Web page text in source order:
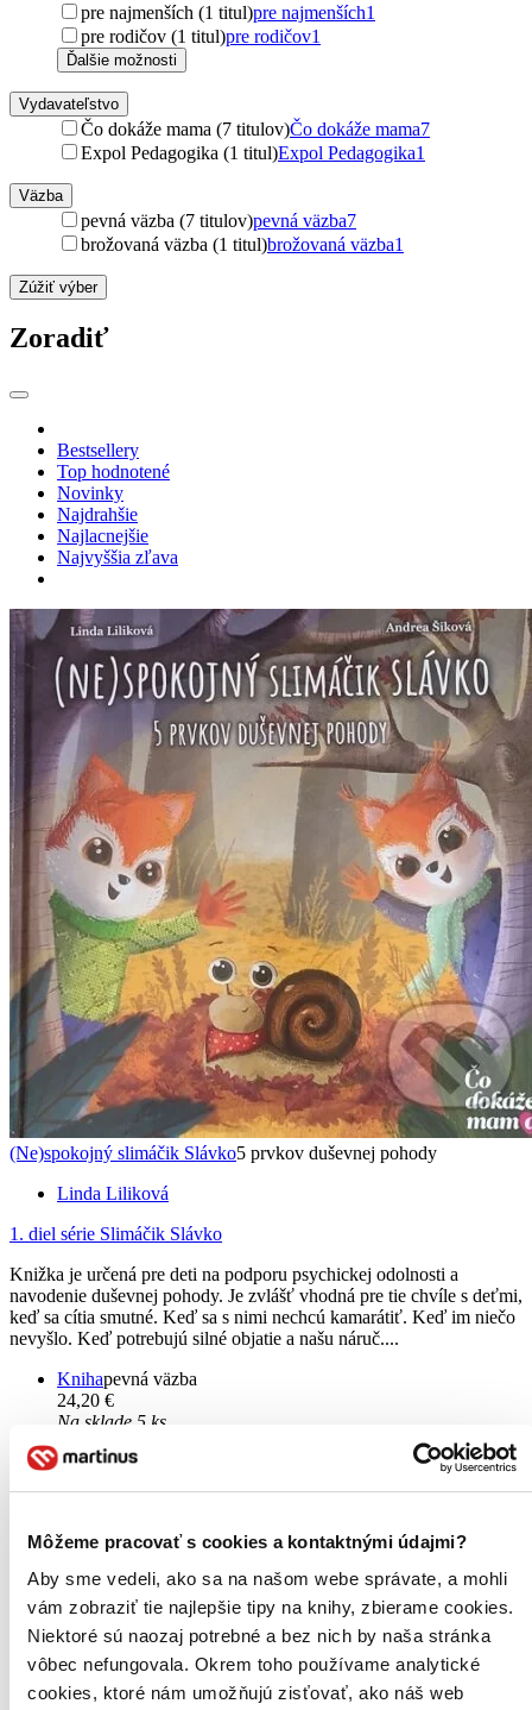
Môžeme pracovať s cookies a kontaktnými údajmi?
Aby sme vedeli, ako sa na našom webe správate, a mohli
vám zobraziť tie najlepšie tipy na knihy, zbierame cookies.
Niektoré sú naozaj potrebné a bez nich by naša stránka
vôbec nefungovala. Okrem toho používame analytické
cookies, ktoré nám umožňujú zisťovať, ako náš web
pre najmenších (1 titul)pre najmenších1
pre rodičov (1 titul)pre rodičov1
Ďalšie možnosti
Vydavateľstvo
Čo dokáže mama (7 titulov)Čo dokáže mama7
Expol Pedagogika (1 titul)Expol Pedagogika1
Väzba
pevná väzba (7 titulov)pevná väzba7
brožovaná väzba (1 titul)brožovaná väzba1
Zúžiť výber
Zoradiť
Bestsellery
Top hodnotené
Novinky
Najdrahšie
Najlacnejšie
Najvyššia zľava
(Ne)spokojný slimáčik Slávko5 prvkov duševnej pohody
Linda Liliková
1. diel série Slimáčik Slávko
Knižka je určená pre deti na podporu psychickej odolnosti a
navodenie duševnej pohody. Je zvlášť vhodná pre tie chvíle s deťmi,
keď sa cítia smutné. Keď sa s nimi nechcú kamarátiť. Keď im niečo
nevyšlo. Keď potrebujú silné objatie a našu náruč....
Knihapevná väzba
24,20 €
Na sklade 5 ks
Táto kniha sa môže na cestu ku vám vybrať prakticky
okamžite! Ak si ju objednáte do 13:00 v pracovný deň,
Vložiť do košíka